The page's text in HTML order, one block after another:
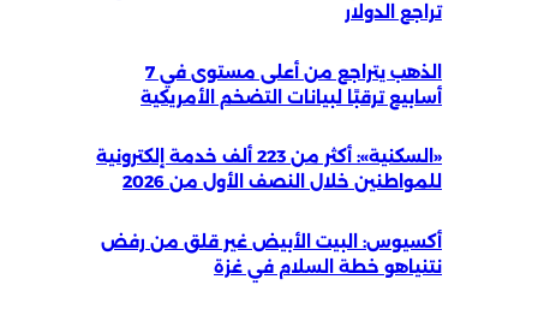
تراجع الدولار
الذهب يتراجع من أعلى مستوى في 7
أسابيع ترقبًا لبيانات التضخم الأمريكية
«السكنية»: أكثر من 223 ألف خدمة إلكترونية
للمواطنين خلال النصف الأول من 2026
أكسيوس: البيت الأبيض غير قلق من رفض
نتنياهو خطة السلام في غزة